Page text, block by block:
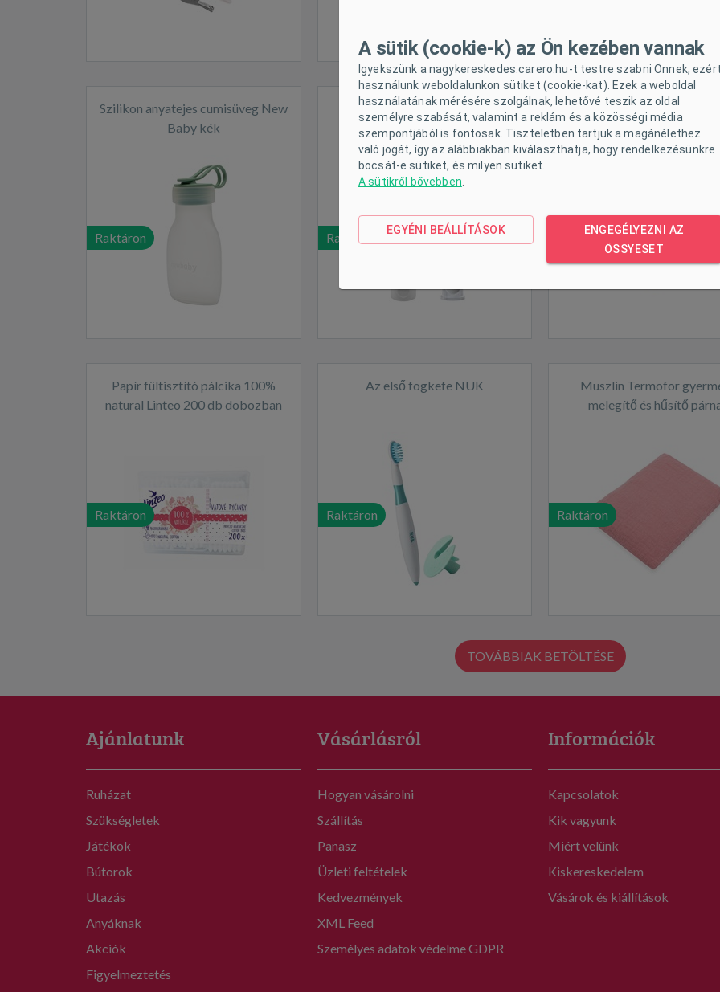
Szilikon anyatejes cumisüveg New
Baby kék
Raktáron
Gyermek fogkrém és ujjra
húzható fogkefe NUK
Raktáron
Hajkefe és fésű Nuk zöld
Raktáron
Papír fültisztító pálcika 100%
natural Linteo 200 db dobozban
Raktáron
Az első fogkefe NUK
Raktáron
Muszlin Termofor
melegítő és hűsítő
Raktáron
TOVÁBBIAK BETÖLTÉSE
Ajánlatunk
Ruházat
Szükségletek
Játékok
Bútorok
Utazás
Anyáknak
Akciók
Figyelmeztetés
Vásárlásról
Hogyan vásárolni
Szállítás
Panasz
Üzleti feltételek
Kedvezmények
XML Feed
Személyes adatok védelme GDPR
Információk
Kapcsolatok
Kik vagyunk
Miért velünk
Kiskereskedelem
Vásárok és kiállítások
A sütik (cookie-k) az Ön kezében vannak
Igyekszünk a nagykereskedes.carero.hu-t testre szabni Önnek, ezért
használunk weboldalunkon sütiket (cookie-kat). Ezek a weboldal
használatának mérésére szolgálnak, lehetővé teszik az oldal
személyre szabását, valamint a reklám és a közösségi média
szempontjából is fontosak. Tiszteletben tartjuk a magánélethez
való jogát, így az alábbiakban kiválaszthatja, hogy rendelkezésünkre
bocsát-e sütiket, és milyen sütiket.
A sütikről bővebben
EGYÉNI BEÁLLÍTÁSOK
ENGEGÉLYEZNI AZ
ÖSSYESET